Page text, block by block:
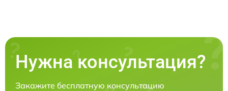
Нужна консультация?
Закажите бесплатную консультацию